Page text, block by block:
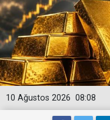
08:08
10 Ağustos 2026